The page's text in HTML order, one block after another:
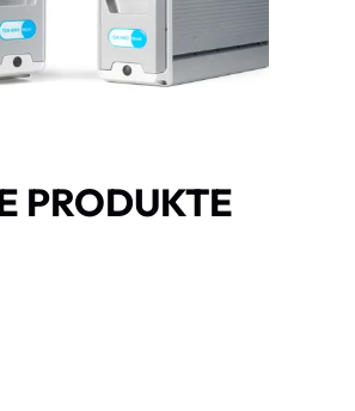
PRODUKTE